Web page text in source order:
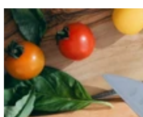
Bloc vide Kyocera
ergonomique en
4 couteaux
Kyocera
48,90€Prix:
-10% sur ce produit code CREMAILLERE
Expédition fin août
Ajouter au panier